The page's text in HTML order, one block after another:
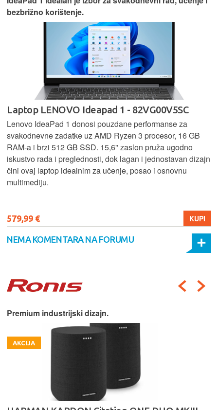
bezbrižno korištenje.
Laptop LENOVO Ideapad 1 - 82VG00V5SC
Lenovo IdeaPad 1 donosi pouzdane performanse za
svakodnevne zadatke uz AMD Ryzen 3 procesor, 16 GB
RAM-a i brzi 512 GB SSD. 15,6" zaslon pruža ugodno
iskustvo rada i preglednosti, dok lagan i jednostavan dizajn
čini ovaj laptop idealnim za učenje, posao i osnovnu
multimediju.
579,99 € KUPI
NEMA KOMENTARA NA FORUMU
Premium industrijski dizajn.
AKCIJA